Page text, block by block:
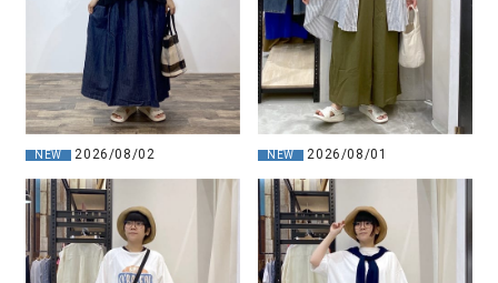
NEW 2026/08/02 NEW 2026/08/01